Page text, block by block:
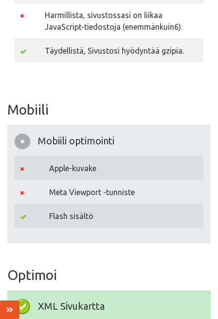
Harmillista, sivustossasi on liikaa
JavaScript-tiedostoja (enemmänkuin6).
Täydellistä, Sivustosi hyödyntää gzipia.
Mobiili
Mobiili optimointi
Apple-kuvake
Meta Viewport -tunniste
Flash sisältö
Optimoi
XML Sivukartta